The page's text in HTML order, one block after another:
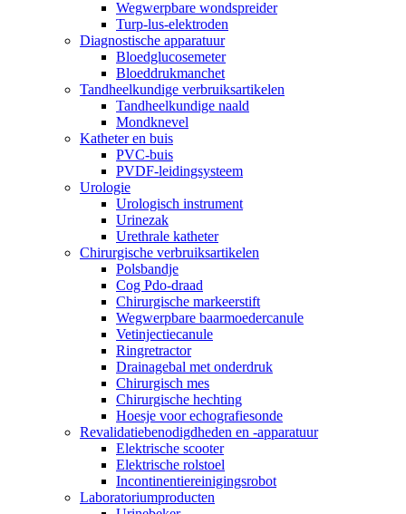
Wegwerpbare wondspreider
Turp-lus-elektroden
Diagnostische apparatuur
Bloedglucosemeter
Bloeddrukmanchet
Tandheelkundige verbruiksartikelen
Tandheelkundige naald
Mondknevel
Katheter en buis
PVC-buis
PVDF-leidingsysteem
Urologie
Urologisch instrument
Urinezak
Urethrale katheter
Chirurgische verbruiksartikelen
Polsbandje
Cog Pdo-draad
Chirurgische markeerstift
Wegwerpbare baarmoedercanule
Vetinjectiecanule
Ringretractor
Drainagebal met onderdruk
Chirurgisch mes
Chirurgische hechting
Hoesje voor echografiesonde
Revalidatiebenodigdheden en -apparatuur
Elektrische scooter
Elektrische rolstoel
Incontinentiereinigingsrobot
Laboratoriumproducten